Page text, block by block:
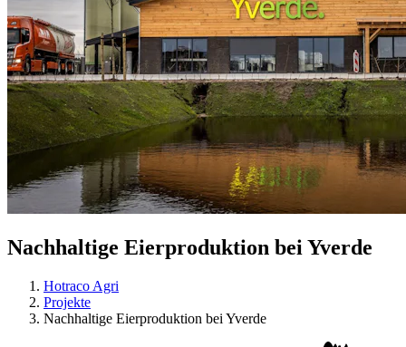
Nachhaltige Eierproduktion bei Yverde
Hotraco Agri
Projekte
Nachhaltige Eierproduktion bei Yverde